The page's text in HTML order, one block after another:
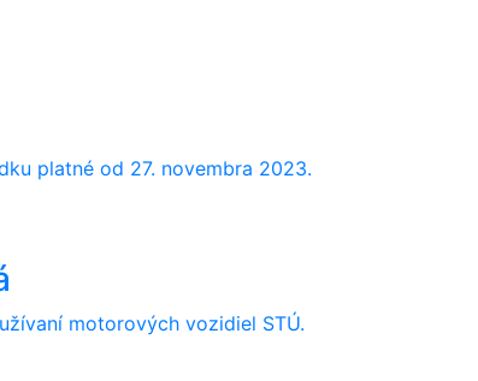
platné od 27. novembra 2023.
motorových vozidiel STÚ.